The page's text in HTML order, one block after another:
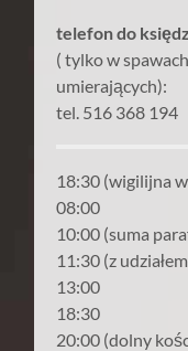
telefon do
( tylko w
umierających):
tel. 516 368 194
18:30 (wigilijna
08:00
10:00 (suma
11:30 (z
13:00
18:30
20:00 (dolny